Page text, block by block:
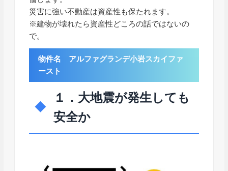
災害に強い不動産は資産性も保たれます。
※建物が壊れたら資産性どころの話ではないの
で。
物件名 アルファグランデ小岩スカイファ
ースト
１．大地震が発生しても
安全か